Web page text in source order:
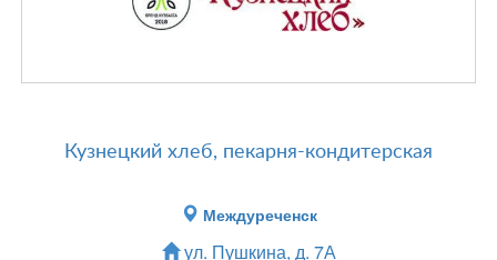
Кузнецкий хлеб, пекарня-кондитерская
Междуреченск
ул. Пушкина, д. 7А